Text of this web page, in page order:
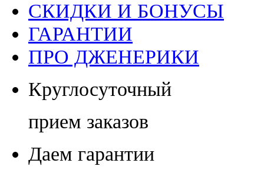
СКИДКИ И БОНУСЫ
ГАРАНТИИ
ПРО ДЖЕНЕРИКИ
Круглосуточный
прием заказов
Даем гарантии